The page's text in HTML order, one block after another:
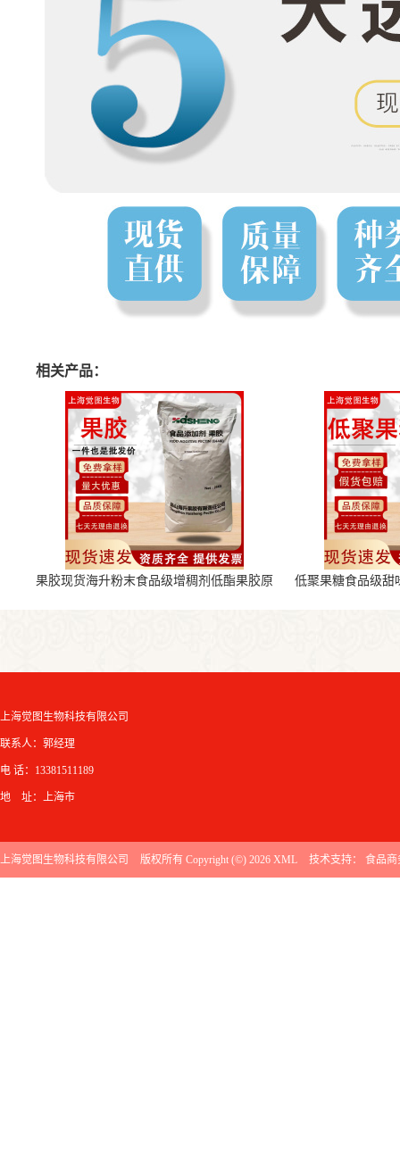
相关产品：
果胶现货海升粉末食品级增稠剂低酯果胶原
低聚果糖食品级甜
上海觉图生物科技有限公司
联系人：郭经理
电 话：13381511189
地 址：上海市
上海觉图生物科技有限公司 版权所有 Copyright (©) 2026 XML 技术支持： 食品商